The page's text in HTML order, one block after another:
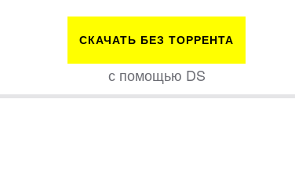
СКАЧАТЬ БЕЗ ТОРРЕНТА
с помощью DS